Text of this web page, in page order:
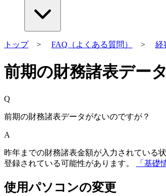
トップ> FAQ（よくある質問） > 経
前期の財務諸表デー
Q
前期の財務諸表データがないのですが？
A
昨年までの財務諸表金額が入力されている
登録されている可能性があります。
「基礎
使用パソコンの変更